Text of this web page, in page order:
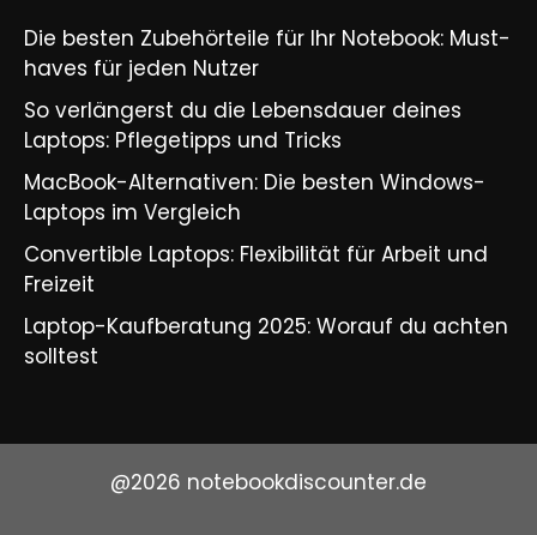
Die besten Zubehörteile für Ihr Notebook: Must-
haves für jeden Nutzer
So verlängerst du die Lebensdauer deines
Laptops: Pflegetipps und Tricks​
MacBook-Alternativen: Die besten Windows-
Laptops im Vergleich​
Convertible Laptops: Flexibilität für Arbeit und
Freizeit​
Laptop-Kaufberatung 2025: Worauf du achten
solltest​
@2026 notebookdiscounter.de